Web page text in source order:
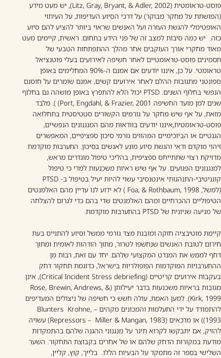
פוסט-טראומטית (Litz, Gray, Bryant, & Adler, 2002), יש מעט מידע
(המושתת על מחקר מבוקר) על דרכי הסיוע העדיפות, על העיתוי
האופטימלי להגשת העזרה ועל האנשים שראוי ביותר להציע להם סיוע
כזה. יש כמה סיבות למצב זה של פני הידע בתחום. ראשית, קיימים מעט
מאוד מחקרי אורך העוקבים אחר מהלך ההתפתחות הטבעי של
תסמינים פוסט-טראומטיים לאחר חשיפה לאירועים בעלי פוטנציאל
טראומטי. על כן, איננו יודעים אם אמנם ה-90% המחלימים באופן
ספונטני מתגובות ההלם לאחר אירועים קשים, אמנם שומרים על חוסנם
הנפשי בחלוף השנים. PTSD יכול הלא להתפרץ באופן מושהה גם בחלוף
שנים למן מועד החשיפה Port, Engdahl, & Frazier, 2001) ). מלבד
מזאת, על אף שיש מחקר על גורמים הקשורים סטטיסטית בתחלואה
פוסט-טראומטית,איננו יודעים בוודאות מהם המנגנונים הנפשיים,
הגנטיים או הביוכימיים המהווים גורמי סיכון ספציפיים, המאפשרים
זיהוי מוקדם ודאי והגשת סיוע מונע לאנשים בסיכון. התערבות מוקדמת
מדויקת רצוי שתתייחס ספציפית, בהליכי טיפול מוגדרים מראש,
למנגנונים הפגועים. על אף שיש ראיות משכנעות למדי כי טיפול
קוגניטיבי-התנהגותי אינטנסיבי עשוי להיות יעיל בטיפול ב- PTSD
(למשל, Foa, & Rothbaum, 1998 ) לא ידוע לנו עדיין מהם האלמנטים
הטיפוליים ההכרחיים ומהם האלמנטים שדי בהם כדי לגרום להצלחה
של מניעה שניונית של PTSD בהתערבות מוקדמת.
קיימת מוטיבציה חזקה ומובנת מצד גורמי ממשל וסיוע להתגייס בעת
חירום לטובת האנשים שנחשפו לטרור, מתוך הזדהות לאומית ומתוך
דחף לממש את המנדט המקצועי שלהם. יחד עם זאת, רבות מן
ההתערבויות המוקדמות הפופולריות בישראל, כדוגמת תחקור דחק
בעקבות אירועים קריטיים (Critical Incident Stress debriefing), אינן
מגובות בראיות משכנעות בדבר יעילותן (Rose, Brewin, Andrews, &
Kirk, 1999). למען האמת, עולה חשש כי חשיפה של ניצולים המעדיפים
להתמודד על ידי התעלמות והמכונים מקהים – Blunters Krohne,
1993)) או מדכאים (Repressors – Miller & Mangan, 1983) עשויה
להזיק, אם יתבקשו לקרוא תיגר על מנגנוני ההגנה שלהם בהתמקדות
מודעת במקורות הדחק שלהם או של אחרים בקבוצת התחקור. השער
השלישי בספר זה מתמקד על הבעיות הללו. בלייך, קוץ, קליין,